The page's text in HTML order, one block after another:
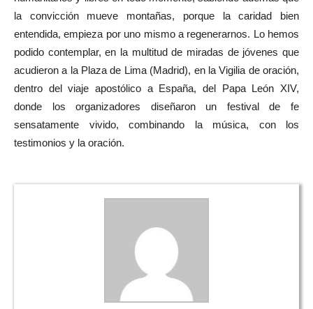
la convicción mueve montañas, porque la caridad bien
entendida, empieza por uno mismo a regenerarnos. Lo hemos
podido contemplar, en la multitud de miradas de jóvenes que
acudieron a la Plaza de Lima (Madrid), en la Vigilia de oración,
dentro del viaje apostólico a España, del Papa León XIV,
donde los organizadores diseñaron un festival de fe
sensatamente vivido, combinando la música, con los
testimonios y la oración.